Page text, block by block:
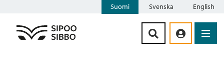
Suomi Svenska English